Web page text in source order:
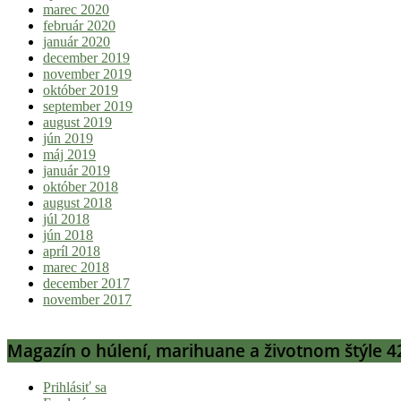
marec 2020
február 2020
január 2020
december 2019
november 2019
október 2019
september 2019
august 2019
jún 2019
máj 2019
január 2019
október 2018
august 2018
júl 2018
jún 2018
apríl 2018
marec 2018
december 2017
november 2017
Magazín o húlení, marihuane a životnom štýle
Prihlásiť sa